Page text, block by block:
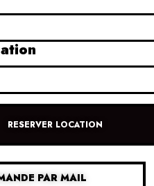
RESERVER LOCATION
PAR MAIL